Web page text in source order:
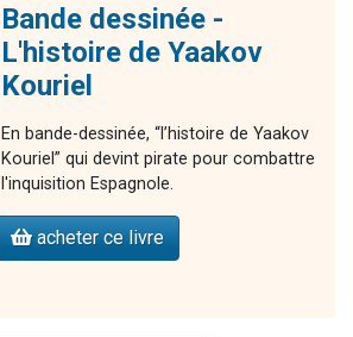
Bande dessinée -
L'histoire de Yaakov
Kouriel
En bande-dessinée, “l’histoire de Yaakov
Kouriel” qui devint pirate pour combattre
l'inquisition Espagnole.
acheter ce livre